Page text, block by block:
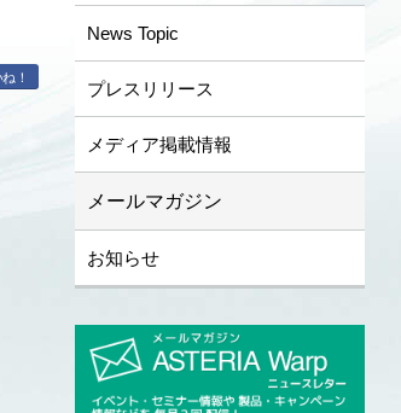
！
News Topic
プレスリリース
メディア掲載情報
メールマガジン
お知らせ